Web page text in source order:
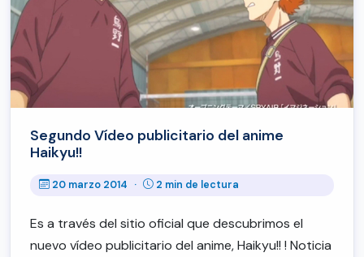
Segundo Vídeo publicitario del anime
Haikyu!!
20 marzo 2014 · 2 min de lectura
Es a través del sitio oficial que descubrimos el
nuevo vídeo publicitario del anime, Haikyu!! ! Noticia